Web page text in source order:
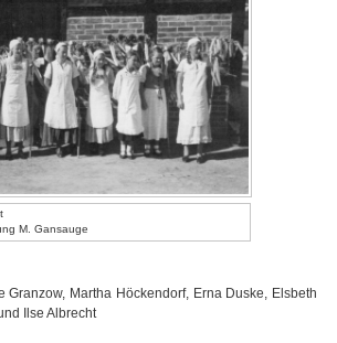
M. Gansauge
Granzow, Martha Höckendorf, Erna Duske, Elsbeth
Ilse Albrecht